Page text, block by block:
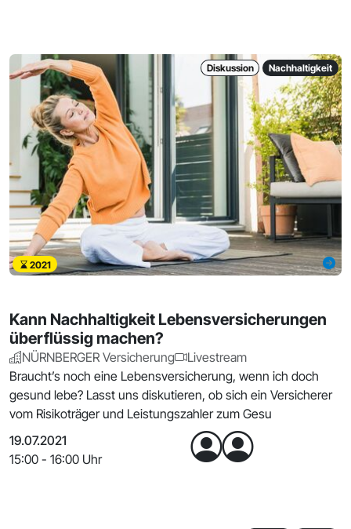
Diskussion Nachhaltigkeit
2021
Kann Nachhaltigkeit Lebensversicherungen
überflüssig machen?
NÜRNBERGER Versicherung
Livestream
Braucht’s noch eine Lebensversicherung, wenn ich doch
gesund lebe? Lasst uns diskutieren, ob sich ein Versicherer
vom Risikoträger und Leistungszahler zum Gesu
19.07.2021
15:00 - 16:00 Uhr